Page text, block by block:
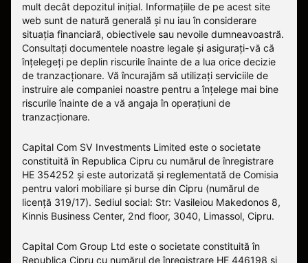
mult decât depozitul inițial. Informațiile de pe acest site
web sunt de natură generală și nu iau în considerare
situația financiară, obiectivele sau nevoile dumneavoastră.
Consultați documentele noastre legale și asigurați-vă că
înțelegeți pe deplin riscurile înainte de a lua orice decizie
de tranzacționare. Vă încurajăm să utilizați serviciile de
instruire ale companiei noastre pentru a înțelege mai bine
riscurile înainte de a vă angaja în operațiuni de
tranzacționare.
Capital Com SV Investments Limited este o societate
constituită în Republica Cipru cu numărul de înregistrare
HE 354252 și este autorizată și reglementată de Comisia
pentru valori mobiliare și burse din Cipru (numărul de
licență 319/17). Sediul social: Str: Vasileiou Makedonos 8,
Kinnis Business Center, 2nd floor, 3040, Limassol, Cipru.
Capital Com Group Ltd este o societate constituită în
Republica Cipru cu numărul de înregistrare ΗΕ 446198 și